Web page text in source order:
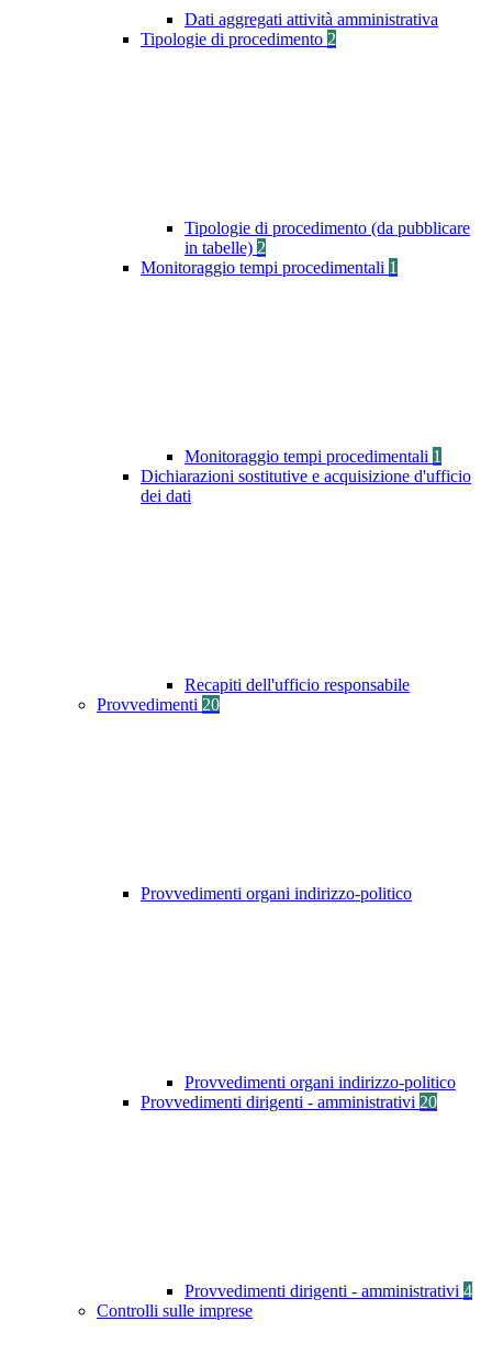
Dati aggregati attività amministrativa
Tipologie di procedimento 2
Tipologie di procedimento (da pubblicare
in tabelle) 2
Monitoraggio tempi procedimentali 1
Monitoraggio tempi procedimentali 1
Dichiarazioni sostitutive e acquisizione d'ufficio
dei dati
Recapiti dell'ufficio responsabile
Provvedimenti 20
Provvedimenti organi indirizzo-politico
Provvedimenti organi indirizzo-politico
Provvedimenti dirigenti - amministrativi 20
Provvedimenti dirigenti - amministrativi 4
Controlli sulle imprese